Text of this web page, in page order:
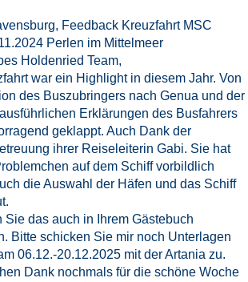
Feedback Kreuzfahrt MSC
Perlen im Mittelmeer
Holdenried Team,
war ein Highlight in diesem Jahr. Von
des Buszubringers nach Genua und der
Erklärungen des Busfahrers
geklappt. Auch Dank der
ihrer Reiseleiterin Gabi. Sie hat
auf dem Schiff vorbildlich
die Auswahl der Häfen und das Schiff
Sie das auch in Ihrem Gästebuch
Bitte schicken Sie mir noch Unterlagen
06.12.-20.12.2025 mit der Artania zu.
Dank nochmals für die schöne Woche